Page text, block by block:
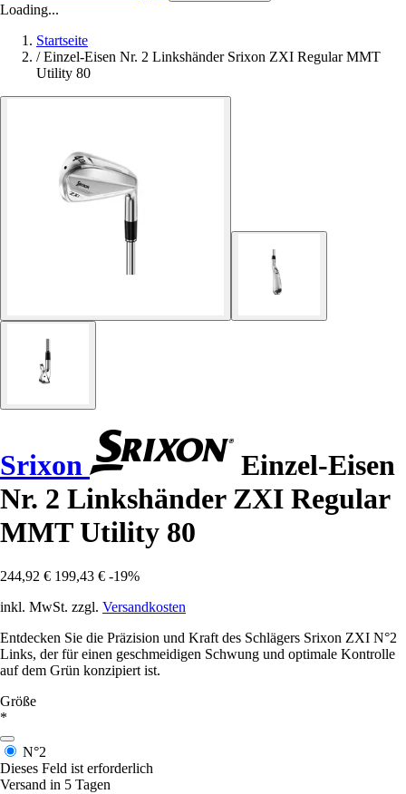
Loading...
Startseite
/ Einzel-Eisen Nr. 2 Linkshänder Srixon ZXI Regular MMT
Utility 80
Srixon
Einzel-Eisen
Nr. 2 Linkshänder ZXI Regular
MMT Utility 80
244,92 € 199,43 € -19%
inkl. MwSt. zzgl. Versandkosten
Entdecken Sie die Präzision und Kraft des Schlägers Srixon ZXI N°2
Links, der für einen geschmeidigen Schwung und optimale Kontrolle
auf dem Grün konzipiert ist.
Größe
*
N°2
Dieses Feld ist erforderlich
Versand in 5 Tagen